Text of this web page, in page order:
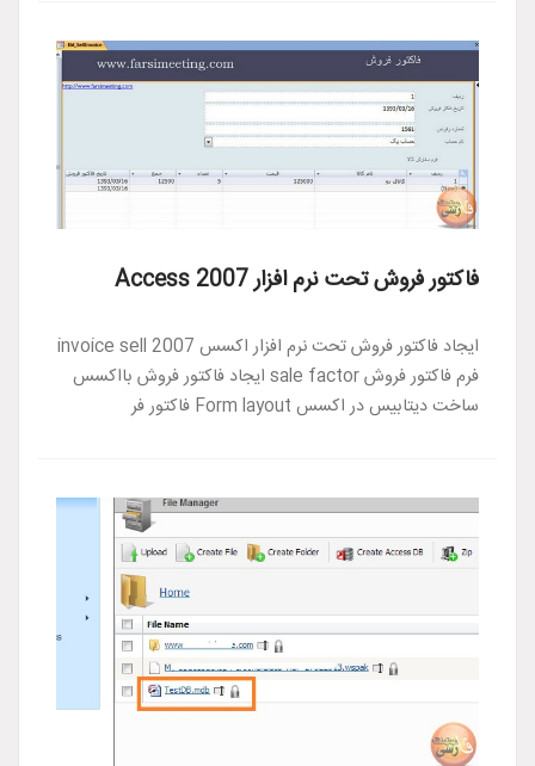
فاکتور فروش تحت نرم افزار Access 2007
ایجاد فاکتور فروش تحت نرم افزار اکسس 2007 invoice sell
فرم فاکتور فروش sale factor ایجاد فاکتور فروش بااکسس
ساخت دیتابیس در اکسس Form layout فاکتور فر